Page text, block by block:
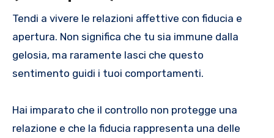
Tendi a vivere le relazioni affettive con fiducia e
apertura. Non significa che tu sia immune dalla
gelosia, ma raramente lasci che questo
sentimento guidi i tuoi comportamenti.
Hai imparato che il controllo non protegge una
relazione e che la fiducia rappresenta una delle